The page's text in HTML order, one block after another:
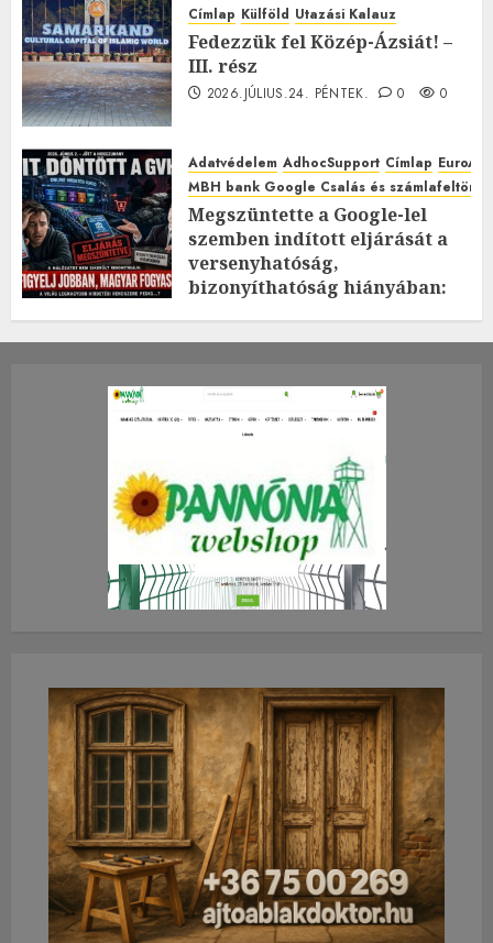
Címlap Külföld Utazási Kalauz
Fedezzük fel Közép-Ázsiát! –
III. rész
2026.JÚLIUS.24. PÉNTEK. 0 0
Adatvédelem AdhocSupport Címlap
MBH bank Google Csalás és
Megszüntette a Google-lel
szemben indított eljárását a
versenyhatóság,
bizonyíthatóság hiányában:
2026.JÚLIUS.23. CSÜTÖRTÖK.
0